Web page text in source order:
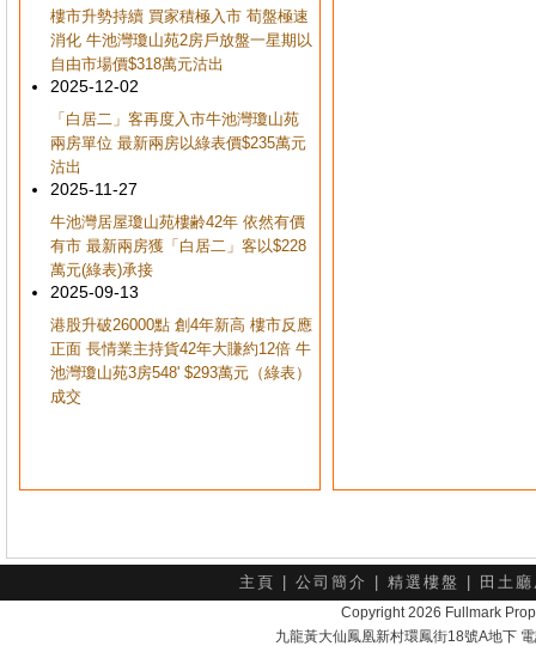
樓市升勢持續 買家積極入市 荀盤極速
消化 牛池灣瓊山苑2房戶放盤一星期以
自由市場價$318萬元沽出
2025-12-02
「白居二」客再度入市牛池灣瓊山苑
兩房單位 最新兩房以綠表價$235萬元
沽出
2025-11-27
牛池灣居屋瓊山苑樓齢42年 依然有價
有市 最新兩房獲「白居二」客以$228
萬元(綠表)承接
2025-09-13
港股升破26000點 創4年新高 樓市反應
正面 長情業主持貨42年大賺約12倍 牛
池灣瓊山苑3房548' $293萬元（綠表）
成交
主頁 公司簡介 精選樓盤 田土
Copyright 2026 Fullmark
九龍黃大仙鳳凰新村環鳳街18號A地下